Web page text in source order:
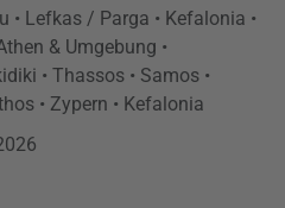
• Lefkas / Parga • Kefalonia •
& Umgebung •
• Thassos • Samos •
• Zypern • Kefalonia